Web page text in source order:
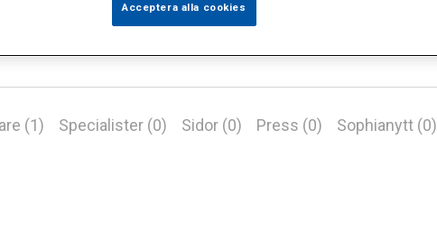
(1) Specialister (0) Sidor (0) Press (0) Sophianytt (0)
Acceptera alla cookies